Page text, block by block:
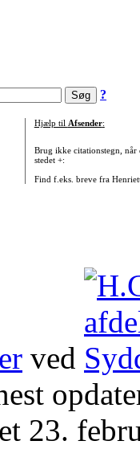
?
Hjælp til Afsender:
Brug ikke citationstegn, når
stedet +:
Find f.eks. breve fra
ved
23.